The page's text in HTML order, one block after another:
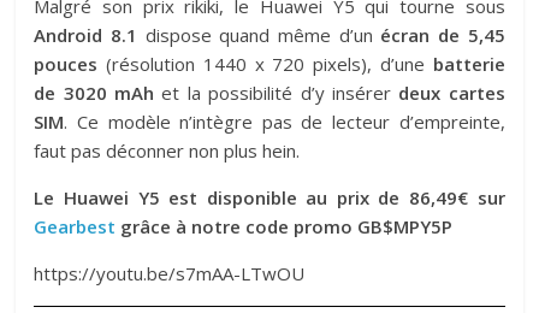
Malgré son prix rikiki, le Huawei Y5 qui tourne sous
Android 8.1 dispose quand même d’un écran de 5,45
pouces (résolution 1440 x 720 pixels), d’une batterie
de 3020 mAh et la possibilité d’y insérer deux cartes
SIM. Ce modèle n’intègre pas de lecteur d’empreinte,
faut pas déconner non plus hein.
Le Huawei Y5 est disponible au prix de 86,49€ sur
Gearbest grâce à notre code promo GB$MPY5P
https://youtu.be/s7mAA-LTwOU